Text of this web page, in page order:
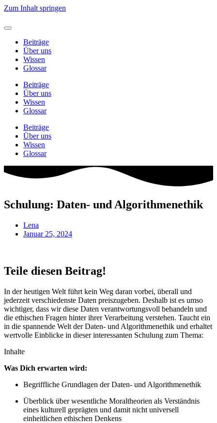
Zum Inhalt springen
Beiträge
Über uns
Wissen
Glossar
Beiträge
Über uns
Wissen
Glossar
Beiträge
Über uns
Wissen
Glossar
Schulung: Daten- und Algorithmenethik
Lena
Januar 25, 2024
Teile diesen Beitrag!
In der heutigen Welt führt kein Weg daran vorbei, überall und
jederzeit verschiedenste Daten preiszugeben. Deshalb ist es umso
wichtiger, dass wir diese Daten verantwortungsvoll behandeln und
die ethischen Fragen hinter ihrer Verarbeitung verstehen. Taucht ein
in die spannende Welt der Daten- und Algorithmenethik und erhaltet
wertvolle Einblicke in dieser interessanten Schulung zum Thema:
Inhalte
Was Dich erwarten wird:
Begriffliche Grundlagen der Daten- und Algorithmenethik
Überblick über wesentliche Moraltheorien als Verständnis
eines kulturell geprägten und damit nicht universell
einheitlichen ethischen Denkens